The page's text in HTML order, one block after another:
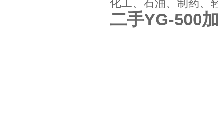
化工、石油、制药、
二手YG-500